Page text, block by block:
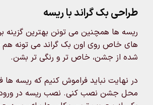
طراحی بک گراند با ریسه
ریسه ها همچنین می تونن بهترین گزینه
های خاص روی اون بک گراند می تونه هم
شده از جشن، خاص تر و رنگی تر بشن.
در نهایت نباید فراموش کنیم که ریسه
محل جشن نصب کنی. نصب ریسه در